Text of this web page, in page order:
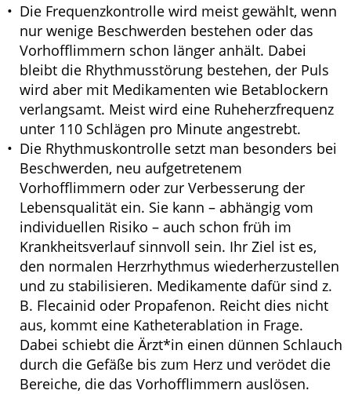
Die Frequenzkontrolle wird meist gewählt, wenn
nur wenige Beschwerden bestehen oder das
Vorhofflimmern schon länger anhält. Dabei
bleibt die Rhythmusstörung bestehen, der Puls
wird aber mit Medikamenten wie Betablockern
verlangsamt. Meist wird eine Ruheherzfrequenz
unter 110 Schlägen pro Minute angestrebt.
Die Rhythmuskontrolle setzt man besonders bei
Beschwerden, neu aufgetretenem
Vorhofflimmern oder zur Verbesserung der
Lebensqualität ein. Sie kann – abhängig vom
individuellen Risiko – auch schon früh im
Krankheitsverlauf sinnvoll sein. Ihr Ziel ist es,
den normalen Herzrhythmus wiederherzustellen
und zu stabilisieren. Medikamente dafür sind z.
B. Flecainid oder Propafenon. Reicht dies nicht
aus, kommt eine Katheterablation in Frage.
Dabei schiebt die Ärzt*in einen dünnen Schlauch
durch die Gefäße bis zum Herz und verödet die
Bereiche, die das Vorhofflimmern auslösen.